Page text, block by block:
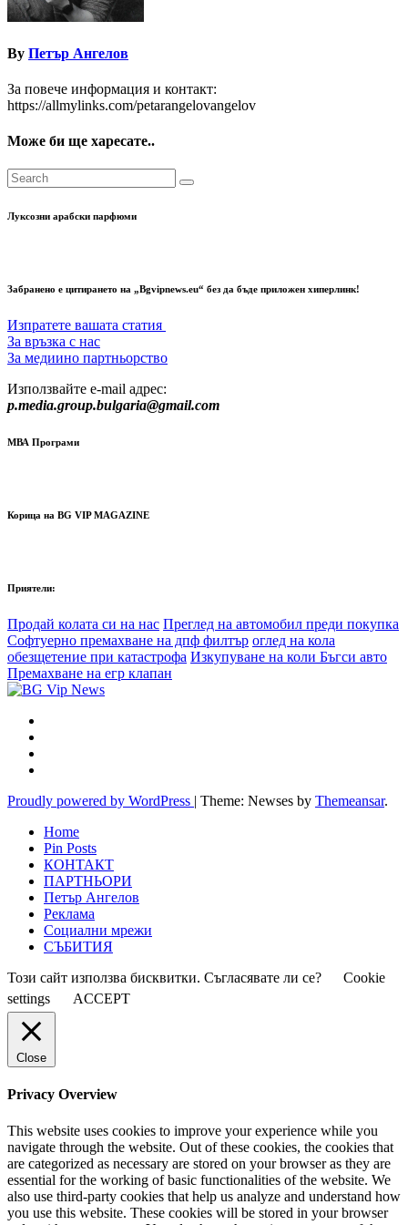
By Петър Ангелов
За повече информация и контакт:
https://allmylinks.com/petarangelovangelov
Може би ще харесате..
Луксозни арабски парфюми
Забранено е цитирането на „Bgvipnews.eu“ без да бъде приложен хиперлинк!
Изпратете вашата статия
За връзка с нас
За медиино партньорство
Използвайте e-mail адрес:
p.media.group.bulgaria@gmail.com
МВА Програми
Корица на BG VIP MAGAZINE
Приятели:
Продай колата си на нас Преглед на автомобил преди покупка
Софтуерно премахване на дпф филтър оглед на кола
обезщетение при катастрофа Изкупуване на коли Бъгси авто
Премахване на егр клапан
Proudly powered by WordPress | Theme: Newses by Themeansar.
Home
Pin Posts
КОНТАКТ
ПАРТНЬОРИ
Петър Ангелов
Реклама
Социални мрежи
СЪБИТИЯ
Този сайт използва бисквитки. Съгласявате ли се?
Cookie
settings
ACCEPT
Close
Privacy Overview
This website uses cookies to improve your experience while you
navigate through the website. Out of these cookies, the cookies that
are categorized as necessary are stored on your browser as they are
essential for the working of basic functionalities of the website. We
also use third-party cookies that help us analyze and understand how
you use this website. These cookies will be stored in your browser